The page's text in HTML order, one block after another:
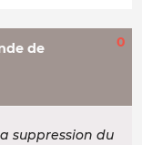
de
0
suppression du